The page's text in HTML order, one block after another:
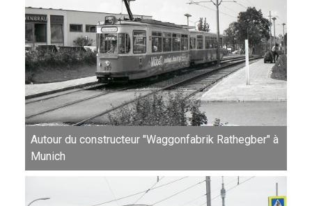
Autour du constructeur "Waggonfabrik Rathegber" à
Munich